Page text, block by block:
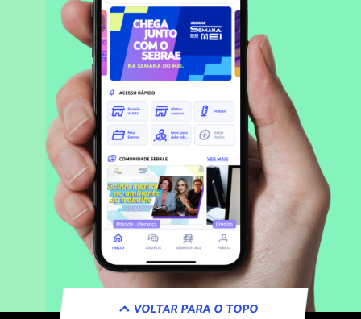
VOLTAR PARA O TOPO